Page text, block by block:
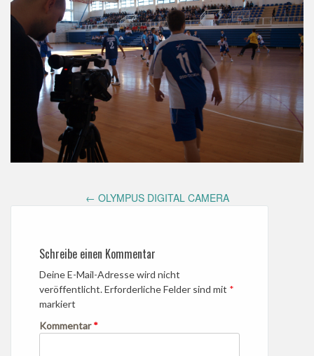
navigation
← OLYMPUS DIGITAL CAMERA
Schreibe einen Kommentar
Deine E-Mail-Adresse wird nicht
veröffentlicht.Erforderliche Felder sind mit *
markiert
Kommentar*